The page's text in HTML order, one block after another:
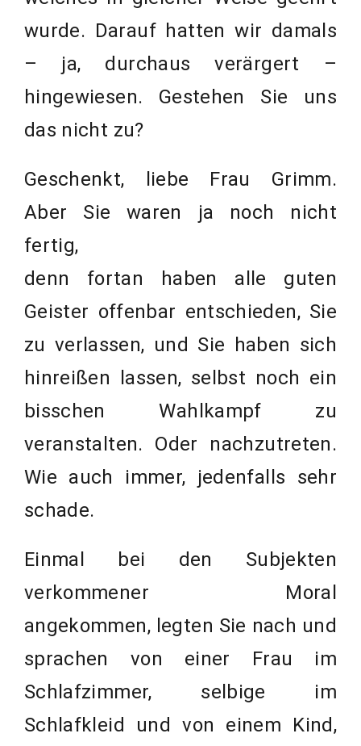
wurde. Darauf hatten wir damals
– ja, durchaus verärgert –
hingewiesen. Gestehen Sie uns
das nicht zu?
Geschenkt, liebe Frau Grimm.
Aber Sie waren ja noch nicht
fertig,
denn fortan haben alle guten
Geister offenbar entschieden, Sie
zu verlassen, und Sie haben sich
hinreißen lassen, selbst noch ein
bisschen Wahlkampf zu
veranstalten. Oder nachzutreten.
Wie auch immer, jedenfalls sehr
schade.
Einmal bei den Subjekten
verkommener Moral
angekommen, legten Sie nach und
sprachen von einer Frau im
Schlafzimmer, selbige im
Schlafkleid und von einem Kind,